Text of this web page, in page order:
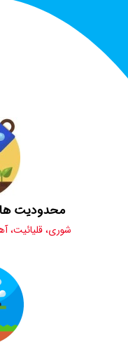
شوری، قلیائیت،
​محدودیت